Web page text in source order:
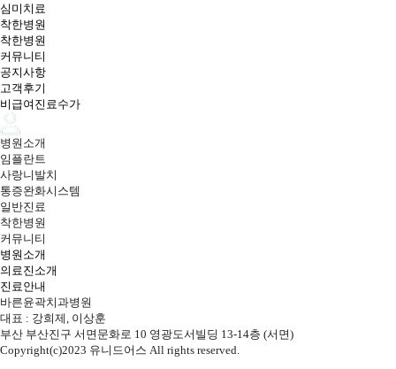
심미치료
착한병원
착한병원
커뮤니티
공지사항
고객후기
비급여진료수가
병원소개
임플란트
사랑니발치
통증완화시스템
일반진료
착한병원
커뮤니티
병원소개
의료진소개
진료안내
바른윤곽치과병원
대표 : 강희제, 이상훈
부산 부산진구 서면문화로 10 영광도서빌딩 13-14층 (서면)
Copyright(c)2023 유니드어스 All rights reserved.